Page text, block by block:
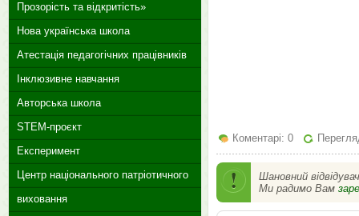
Коментарі: 0
Шановний
Ми радимо Вам
Прозорість та відкритість»
Нова українська школа
Атестація педагогічних працівників
Інклюзивне навчання
Авторська школа
STEM-проєкт
Експеримент
Центр національного патріотичного
виховання